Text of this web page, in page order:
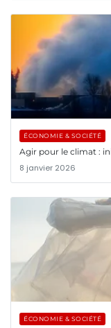
ÉCONOMIE & SOCIÉTÉ
Agir pour le climat :
8 janvier 2026
ÉCONOMIE & SOCIÉTÉ